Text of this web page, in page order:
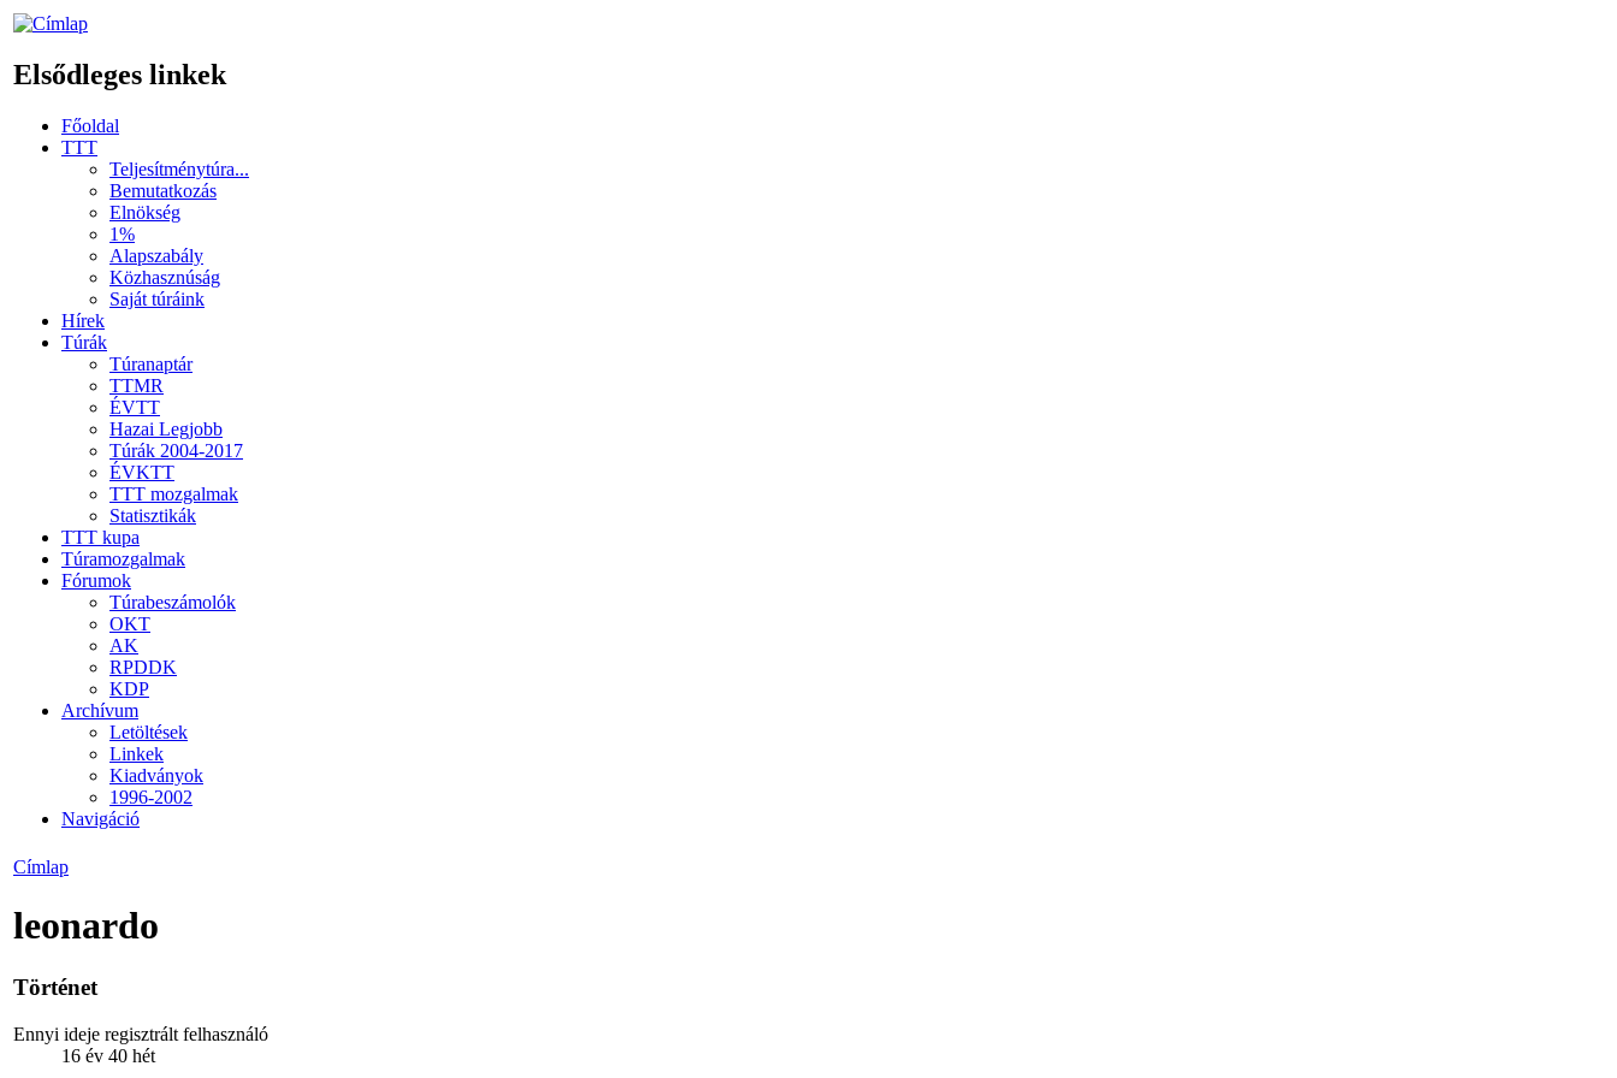
Elsődleges linkek
Főoldal
TTT
Teljesítménytúra...
Bemutatkozás
Elnökség
1%
Alapszabály
Közhasznúság
Saját túráink
Hírek
Túrák
Túranaptár
TTMR
ÉVTT
Hazai Legjobb
Túrák 2004-2017
ÉVKTT
TTT mozgalmak
Statisztikák
TTT kupa
Túramozgalmak
Fórumok
Túrabeszámolók
OKT
AK
RPDDK
KDP
Archívum
Letöltések
Linkek
Kiadványok
1996-2002
Navigáció
Címlap
leonardo
Történet
Ennyi ideje regisztrált felhasználó
16 év 40 hét